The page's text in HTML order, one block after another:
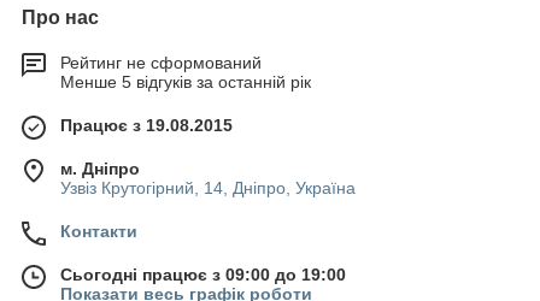
Про нас
Рейтинг не сформований
Менше 5 відгуків за останній рік
Працює з 19.08.2015
м. Дніпро
Узвіз Крутогірний, 14, Дніпро, Україна
Контакти
Сьогодні працює з 09:00 до 19:00
Показати весь графік роботи